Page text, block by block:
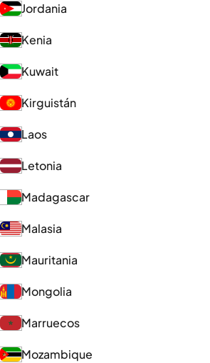
Jordania
Kenia
Kuwait
Kirguistán
Laos
Letonia
Madagascar
Malasia
Mauritania
Mongolia
Marruecos
Mozambique